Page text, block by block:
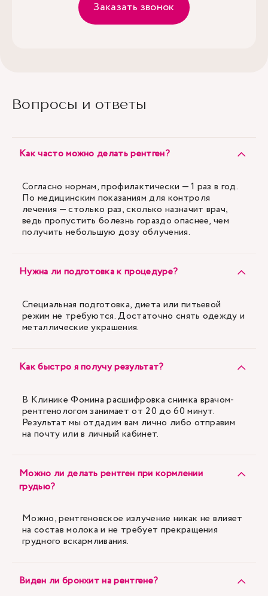
Заказать звонок
Вопросы и ответы
Как часто можно делать рентген?
Согласно нормам, профилактически — 1 раз в год.
По медицинским показаниям для контроля
лечения — столько раз, сколько назначит врач,
ведь пропустить болезнь гораздо опаснее, чем
получить небольшую дозу облучения.
Нужна ли подготовка к процедуре?
Специальная подготовка, диета или питьевой
режим не требуются. Достаточно снять одежду и
металлические украшения.
Как быстро я получу результат?
В Клинике Фомина расшифровка снимка врачом-
рентгенологом занимает от 20 до 60 минут.
Результат мы отдадим вам лично либо отправим
на почту или в личный кабинет.
Можно ли делать рентген при кормлении
грудью?
Можно, рентгеновское излучение никак не влияет
на состав молока и не требует прекращения
грудного вскармливания.
Виден ли бронхит на рентгене?